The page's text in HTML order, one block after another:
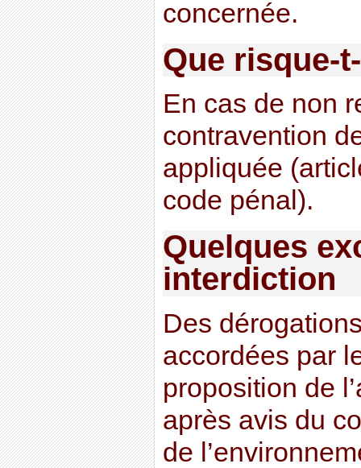
concernée.
Que risque-
En cas de non
contravention
appliquée
code pénal).
Quelques
interdiction
Des
accordées par
proposition de
après avis du
de